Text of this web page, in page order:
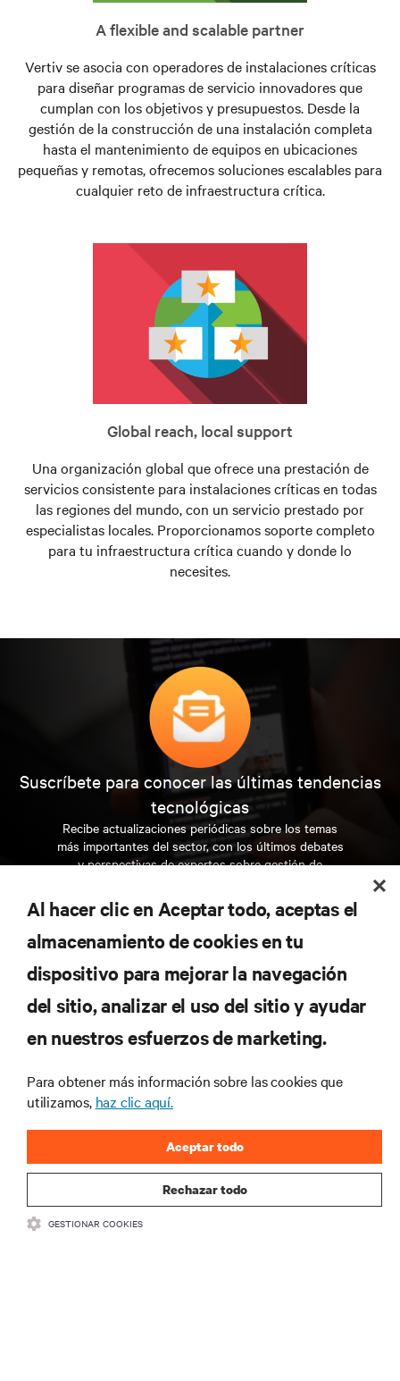
A flexible and scalable partner
Vertiv se asocia con operadores de instalaciones críticas
para diseñar programas de servicio innovadores que
cumplan con los objetivos y presupuestos. Desde la
gestión de la construcción de una instalación completa
hasta el mantenimiento de equipos en ubicaciones
pequeñas y remotas, ofrecemos soluciones escalables para
cualquier reto de infraestructura crítica.
Global reach, local support
Una organización global que ofrece una prestación de
servicios consistente para instalaciones críticas en todas
las regiones del mundo, con un servicio prestado por
especialistas locales. Proporcionamos soporte completo
para tu infraestructura crítica cuando y donde lo
necesites.
Suscríbete para conocer las últimas tendencias
tecnológicas
Recibe actualizaciones periódicas sobre los temas
más importantes del sector, con los últimos debates
y perspectivas de expertos sobre gestión de
REGÍSTRATE AHORA
SOPORTE
CORPORATIVO
CONECTA CON NOSOTROS
Al hacer clic en Aceptar todo, aceptas el
almacenamiento de cookies en tu
dispositivo para mejorar la navegación
del sitio, analizar el uso del sitio y ayudar
en nuestros esfuerzos de marketing.
Para obtener más información sobre las cookies que
utilizamos, haz clic aquí.
Rechazar todo
Aceptar todo
GESTIONAR COOKIES